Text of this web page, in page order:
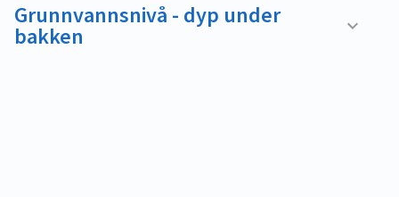
Grunnvannsnivå - dyp under
bakken